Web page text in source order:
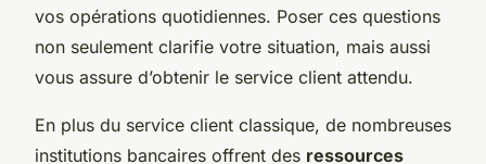
vos opérations quotidiennes. Poser ces questions
non seulement clarifie votre situation, mais aussi
vous assure d’obtenir le service client attendu.
En plus du service client classique, de nombreuses
institutions bancaires offrent des ressources